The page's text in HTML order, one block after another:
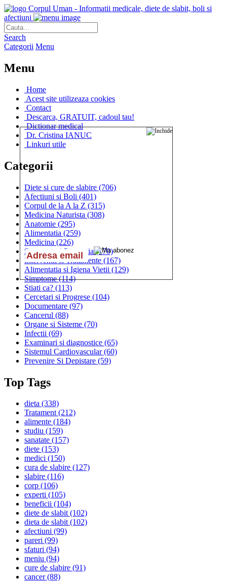
Corpul Uman - Informatii medicale, diete de slabit, boli si
afectiuni
Search
Categorii Menu
Menu
Home
Acest site utilizeaza cookies
Contact
Descarca, GRATUIT, cadoul tau!
Dictionar medical
Dr. Cristina IANUC
Linkuri utile
Categorii
Diete si cure de slabire (706)
Afectiuni si Boli (401)
Corpul de la A la Z (315)
Medicina Naturista (308)
Anatomie (295)
Alimentatia (259)
Medicina (226)
Sanatatea si Preventia(170)
Interventii si Tratamente (167)
Alimentatia si Igiena Vietii (129)
Simptome(114)
Stiati ca? (113)
Cercetari si Progrese (104)
Documentare (97)
Cancerul (88)
Organe si Sisteme (70)
Infectii (69)
Examinari si diagnostice (65)
Sistemul Cardiovascular(60)
Prevenire Si Depistare (59)
Top Tags
dieta (338)
Tratament(212)
alimente (184)
studiu (159)
sanatate (157)
diete (153)
medici (150)
cura de slabire (127)
slabire (116)
corp (106)
experti (105)
beneficii (104)
diete de slabit(102)
dieta de slabit(102)
afectiuni (99)
pareri (99)
sfaturi (94)
meniu (94)
cure de slabire (91)
cancer(88)